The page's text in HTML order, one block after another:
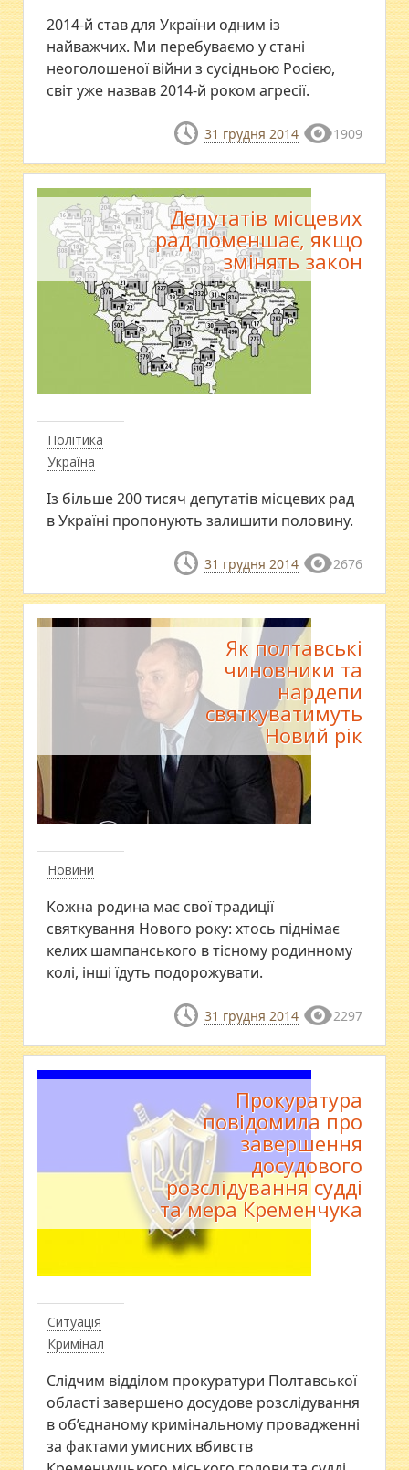
2014-й став для України одним із
найважчих. Ми перебуваємо у стані
неоголошеної війни з сусідньою Росією,
світ уже назвав 2014-й роком агресії.
31 грудня 2014 1909
Політика
Україна
Депутатів місцевих
рад поменшає, якщо
змінять закон
Із більше 200 тисяч депутатів місцевих рад
в Україні пропонують залишити половину.
31 грудня 2014 2676
Новини
Як полтавські
чиновники та
нардепи
святкуватимуть
Новий рік
Кожна родина має свої традиції
святкування Нового року: хтось піднімає
келих шампанського в тісному родинному
колі, інші їдуть подорожувати.
31 грудня 2014 2297
Ситуація
Кримінал
Прокуратура
повідомила про
завершення
досудового
розслідування судді
та мера Кременчука
Слідчим відділом прокуратури Полтавської
області завершено досудове розслідування
в об’єднаному кримінальному провадженні
за фактами умисних вбивств